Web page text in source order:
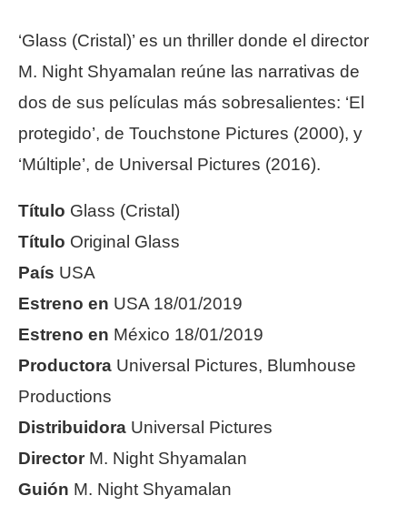
‘Glass (Cristal)’ es un thriller donde el director
M. Night Shyamalan reúne las narrativas de
dos de sus películas más sobresalientes: ‘El
protegido’, de Touchstone Pictures (2000), y
‘Múltiple’, de Universal Pictures (2016).
Título Glass (Cristal)
Título Original Glass
País USA
Estreno en USA 18/01/2019
Estreno en México 18/01/2019
Productora Universal Pictures, Blumhouse
Productions
Distribuidora Universal Pictures
Director M. Night Shyamalan
Guión M. Night Shyamalan